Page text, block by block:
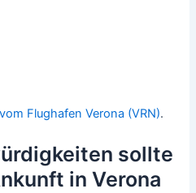
Flughafen Verona (VRN).
sollte
in Verona